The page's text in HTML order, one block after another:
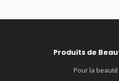
Produits de
Pour la beauté